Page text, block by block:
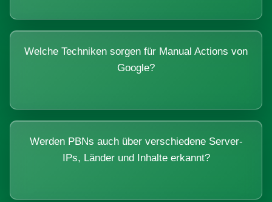
Welche Techniken sorgen für Manual Actions von
Google?
Werden PBNs auch über verschiedene Server-
IPs, Länder und Inhalte erkannt?